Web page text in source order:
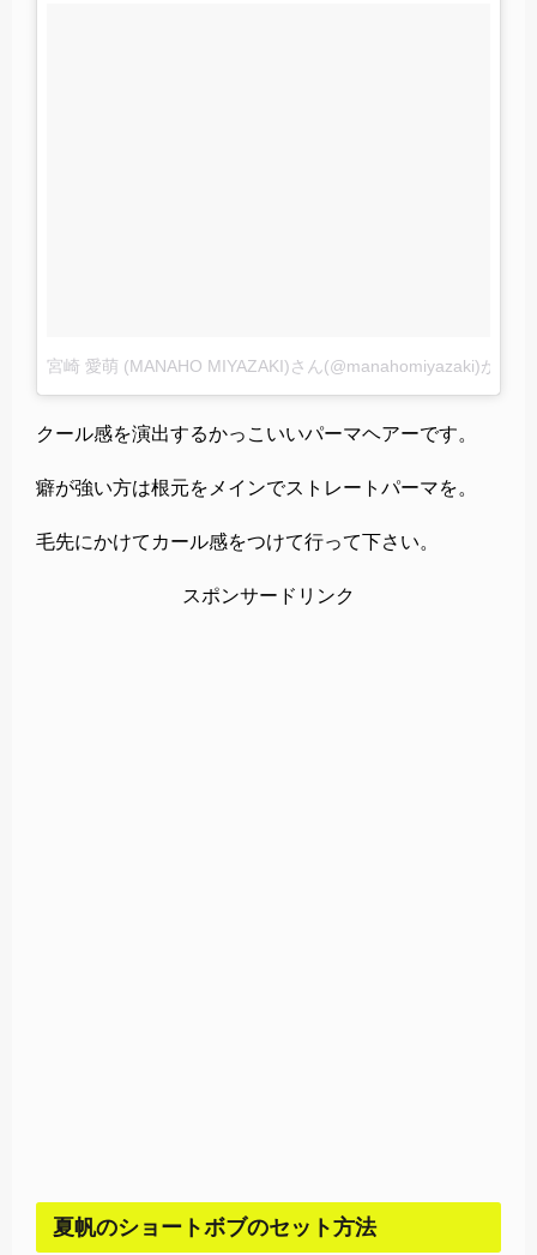
宮崎 愛萌 (MANAHO MIYAZAKI)さん(@manahomiyazaki)がシェ
クール感を演出するかっこいいパーマヘアーです。
癖が強い方は根元をメインでストレートパーマを。
毛先にかけてカール感をつけて行って下さい。
スポンサードリンク
夏帆のショートボブのセット方法